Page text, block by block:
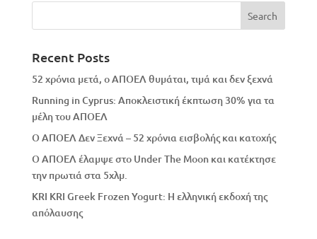
Recent Posts
52 χρόνια μετά, ο ΑΠΟΕΛ θυμάται, τιμά και δεν ξεχνά
Running in Cyprus: Αποκλειστική έκπτωση 30% για τα
μέλη του ΑΠΟΕΛ
Ο ΑΠΟΕΛ Δεν Ξεχνά – 52 χρόνια εισβολής και κατοχής
Ο ΑΠΟΕΛ έλαμψε στο Under The Moon και κατέκτησε
την πρωτιά στα 5χλμ.
KRI KRI Greek Frozen Yogurt: Η ελληνική εκδοχή της
απόλαυσης